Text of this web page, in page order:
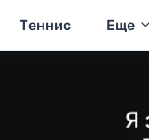
Теннис Еще